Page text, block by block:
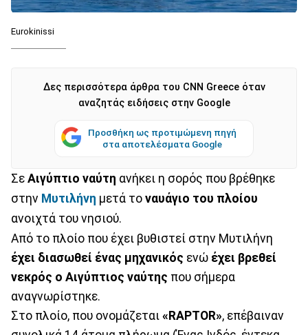
Eurokinissi
Δες περισσότερα άρθρα του CNN Greece όταν
αναζητάς ειδήσεις στην Google
Προσθήκη ως προτιμώμενη πηγή
στα αποτελέσματα Google
Σε Αιγύπτιο ναύτη ανήκει η σορός που βρέθηκε
στην Μυτιλήνη μετά το ναυάγιο του πλοίου
ανοιχτά του νησιού.
Από το πλοίο που έχει βυθιστεί στην Μυτιλήνη
έχει διασωθεί ένας μηχανικός ενώ έχει βρεθεί
νεκρός ο Αιγύπτιος ναύτης που σήμερα
αναγνωρίστηκε.
Στο πλοίο, που ονομάζεται «RAPTOR», επέβαιναν